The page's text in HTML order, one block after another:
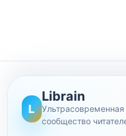
L
Librain
сообщество